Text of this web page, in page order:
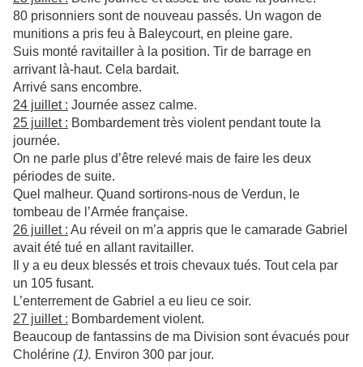
80 prisonniers sont de nouveau passés. Un wagon de
munitions a pris feu à Baleycourt, en pleine gare.
Suis monté ravitailler à la position. Tir de barrage en
arrivant là-haut. Cela bardait.
Arrivé sans encombre.
24 juillet : Journée assez calme.
25 juillet : Bombardement très violent pendant toute la
journée.
On ne parle plus d’être relevé mais de faire les deux
périodes de suite.
Quel malheur. Quand sortirons-nous de Verdun, le
tombeau de l’Armée française.
26 juillet : Au réveil on m’a appris que le camarade Gabriel
avait été tué en allant ravitailler.
Il y a eu deux blessés et trois chevaux tués. Tout cela par
un 105 fusant.
L’enterrement de Gabriel a eu lieu ce soir.
27 juillet : Bombardement violent.
Beaucoup de fantassins de ma Division sont évacués pour
Cholérine (1). Environ 300 par jour.